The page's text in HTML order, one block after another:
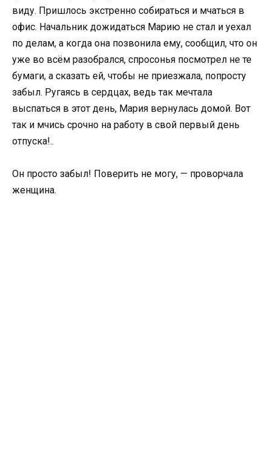
виду. Пришлось экстренно собираться и мчаться в
офис. Начальник дожидаться Марию не стал и уехал
по делам, а когда она позвонила ему, сообщил, что он
уже во всём разобрался, спросонья посмотрел не те
бумаги, а сказать ей, чтобы не приезжала, попросту
забыл. Ругаясь в сердцах, ведь так мечтала
выспаться в этот день, Мария вернулась домой. Вот
так и мчись срочно на работу в свой первый день
отпуска!..
Он просто забыл! Поверить не могу, — проворчала
женщина.